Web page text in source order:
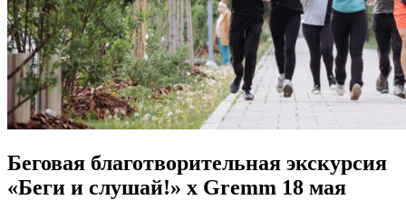
Беговая благотворительная экскурсия
«Беги и слушай!» х Gremm 18 мая